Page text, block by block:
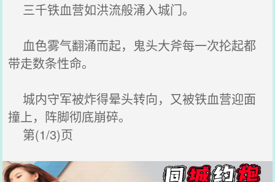
三千铁血营如洪流般涌入城门。
血色雾气翻涌而起，鬼头大斧每一次抡起都
带走数条性命。
城内守军被炸得晕头转向，又被铁血营迎面
撞上，阵脚彻底崩碎。
第(1/3)页